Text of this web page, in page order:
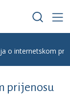
o internetskom
prijenosu